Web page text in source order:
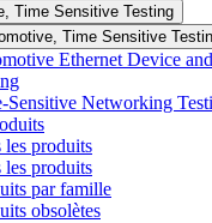
Time Sensitive Testing
Time Sensitive
Ethernet Device
Sensitive Networking
les produits
les produits
par famille
obsolètes